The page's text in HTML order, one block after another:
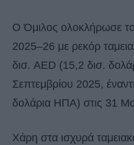
Ο Όμιλος ολοκλήρωσε
2025–26 με ρεκόρ
δισ. AED (15,2 δισ.
Σεπτεμβρίου 2025,
δολάρια ΗΠΑ) στις 31
Χάρη στα ισχυρά